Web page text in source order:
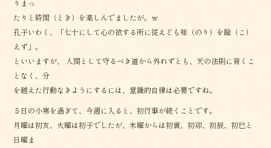
りまっ
たりと時間（とき）を楽しんでましたが。ｗ
孔子いわく、「七十にして心の欲する所に従えども矩（のり）を踰（こ）
えず」。
といいますが、 人間として守るべき道から外れずとも、天の法則に背くこ
となく、分
を越えた行動なきようにするには、意識的自律は必要ですね。
５日の小寒を過ぎて、今週に入ると、初行事が続くことです。
月曜は初亥、火曜は初子でしたが、木曜からは初寅、初卯、初辰、初巳と
日曜ま